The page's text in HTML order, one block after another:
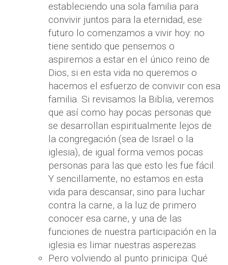
estableciendo una sola familia para
convivir juntos para la eternidad, ese
futuro lo comenzamos a vivir hoy: no
tiene sentido que pensemos o
aspiremos a estar en el único reino de
Dios, si en esta vida no queremos o
hacemos el esfuerzo de convivir con esa
familia. Si revisamos la Biblia, veremos
que así como hay pocas personas que
se desarrollan espiritualmente lejos de
la congregación (sea de Israel o la
iglesia), de igual forma vemos pocas
personas para las que esto les fue fácil.
Y sencillamente, no estamos en esta
vida para descansar, sino para luchar
contra la carne, a la luz de primero
conocer esa carne, y una de las
funciones de nuestra participación en la
iglesia es limar nuestras asperezas.
Pero volviendo al punto prinicipa: Qué